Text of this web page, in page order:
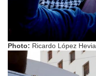
Photo: Ricardo López Hevia